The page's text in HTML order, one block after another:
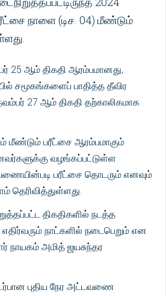
நாளை (டிச. 04) மீண்டும்
25 ஆம் திகதி ஆரம்பமானது,
சமூகங்களைப் பாதித்த தீவிர
27 ஆம் திகதி தற்காலிகமாக
மீண்டும் பரீட்சை ஆரம்பமாகும்
வழங்கப்பட்டுள்ள
பரீட்சை தொடரும் எனவும்
திகதிகளில் நடத்த
எதிர்வரும் நாட்களில் நடைபெறும் என
அமித் ஜயசுந்தர
புதிய நேர அட்டவணை